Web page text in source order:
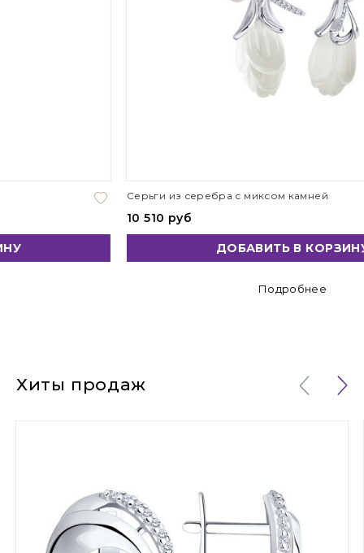
Серьги из серебра с миксом камней
ДОБАВИТЬ В КОРЗИНУ
Хиты продаж